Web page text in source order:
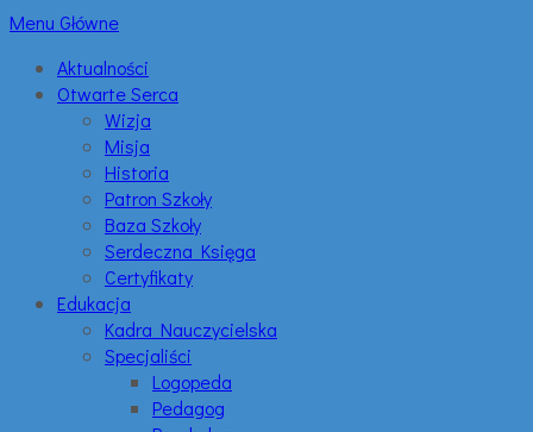
Menu Główne
Aktualności
Otwarte Serca
Wizja
Misja
Historia
Patron Szkoły
Baza Szkoły
Serdeczna Księga
Certyfikaty
Edukacja
Kadra Nauczycielska
Specjaliści
Logopeda
Pedagog